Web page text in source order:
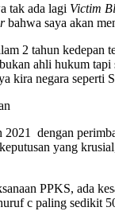
tak ada lagi Victim
bahwa saya akan
2 tahun
ahli hukum
negara seperti
dengan
yang
PPKS, ada
c paling sedikit